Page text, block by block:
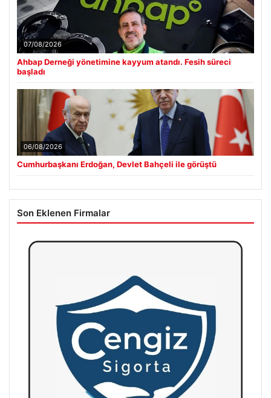
07/08/2026
Ahbap Derneği yönetimine kayyum atandı. Fesih süreci
başladı
06/08/2026
Cumhurbaşkanı Erdoğan, Devlet Bahçeli ile görüştü
Son Eklenen Firmalar